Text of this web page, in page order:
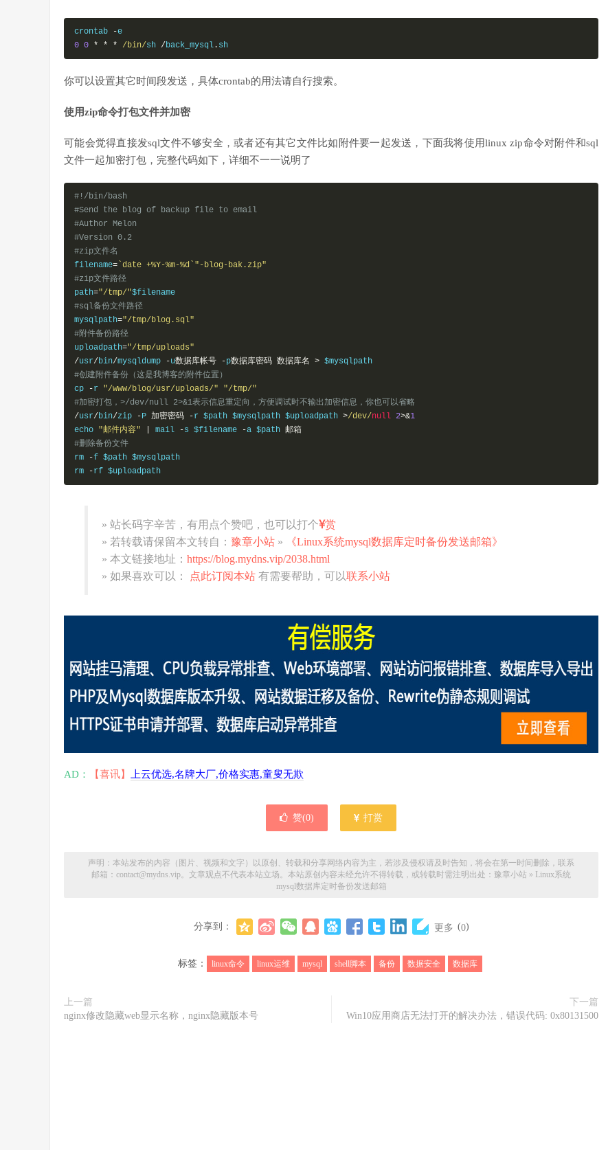
crontab -
0 0 * * * /bin/sh /back_mysql . sh
你可以设置其它时间段发送，具体crontab的用法请自行搜索。
使用zip命令打包文件并加密
可能会觉得直接发sql文件不够安全，或者还有其它文件比如附件要一起发送，下面我将使用linux zip命令对附件和sql
文件一起加密打包，完整代码如下，详细不一一说明了
#!/bin/bash
#Send the blog of backup file to email
#Author Melon
#Version 0.2
#zip文件名
filename= `date +%Y-%m-%d`"-blog-bak.zip"
#zip文件路径
path="/tmp/"
#sql备份文件路径
mysqlpath="/tmp/blog.sql"
#附件备份路径
uploadpath="/tmp/uploads"
/usr/bin/mysqldump -u数据库帐号 -p数据库密码 数据库名 >
#创建附件备份（这是我博客的附件位置）
cp
-r "/www/blog/usr/uploads/"
"/tmp/"
#加密打包，>/dev/null 2>&1表示信息重定向，方便调试时不输出加密信息，你也可以省略
/usr/bin/zip -P 加密密码 -r $path $mysqlpath $uploadpath >/dev/null 2>&1
echo "邮件内容" mail -s $filename -a $path 邮箱
#删除备份文件
rm
-f $path $mysqlpath
rm
-rf $uploadpath
» 站长码字辛苦，有用点个赞吧，也可以打个 赏
» 若转载请保留本文转自： 豫章小站 »
《Linux系统mysql数据库定时备份发送邮箱》
» 本文链接地址： https://blog.mydns.vip/2038.html
» 如果喜欢可以：
点此订阅本站 有需要帮助，可以联系小站
AD： 【喜讯】 上云优选,名牌大厂,价格实惠,童叟无欺
赞(0) 打赏
声明：本站发布的内容（图片、视频和文字）以原创、转载和分享网络内容为主，若涉及侵权请及时告知，将会在第一时间删除，联系
邮箱：contact@mydns.vip。文章观点不代表本站立场。本站原创内容未经允许不得转载，或转载时需注明出处： 豫章小站 » Linux系统
mysql数据库定时备份发送邮箱
分享到： 更多 (0)
标签： linux命令 linux运维 mysql shell脚本 备份 数据安全 数据库
上一篇
nginx修改隐藏web显示名称，nginx隐藏版本号
下一篇
Win10应用商店无法打开的解决办法，错误代码: 0x80131500